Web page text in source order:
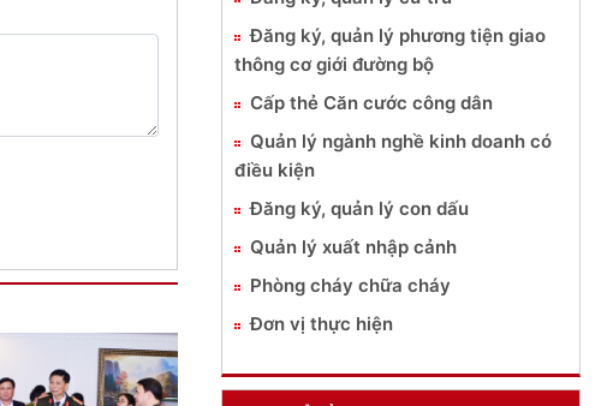
Đăng ký, quản lý phương tiện giao
thông cơ giới đường bộ
Cấp thẻ Căn cước công dân
Quản lý ngành nghề kinh doanh có
điều kiện
Đăng ký, quản lý con dấu
Quản lý xuất nhập cảnh
Phòng cháy chữa cháy
Đơn vị thực hiện